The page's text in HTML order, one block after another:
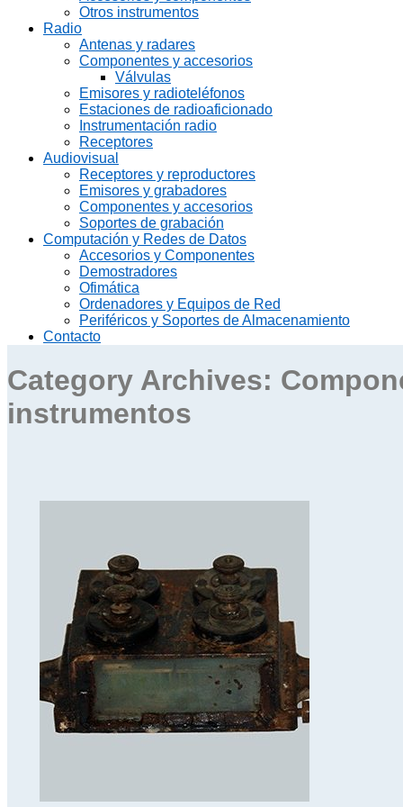
Otros instrumentos
Radio
Antenas y radares
Componentes y accesorios
Válvulas
Emisores y radioteléfonos
Estaciones de radioaficionado
Instrumentación radio
Receptores
Audiovisual
Receptores y reproductores
Emisores y grabadores
Componentes y accesorios
Soportes de grabación
Computación y Redes de Datos
Accesorios y Componentes
Demostradores
Ofimática
Ordenadores y Equipos de Red
Periféricos y Soportes de Almacenamiento
Contacto
Category Archives:
instrumentos